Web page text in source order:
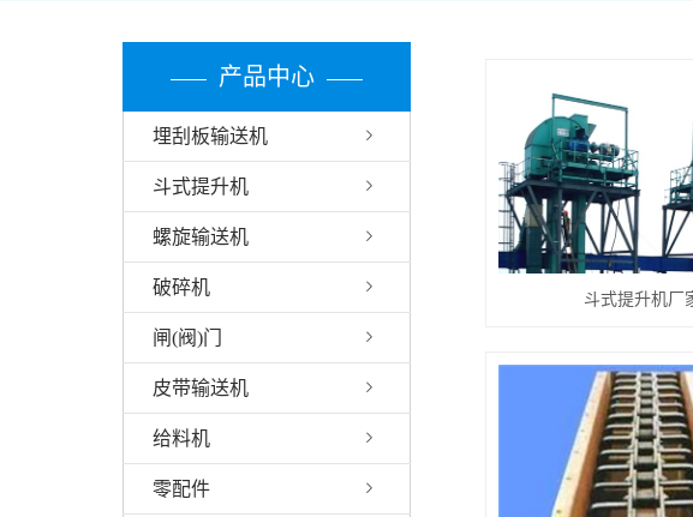
产品中心
埋刮板输送机
斗式提升机
螺旋输送机
破碎机
闸(阀)门
皮带输送机
给料机
零配件
斗式提升机厂